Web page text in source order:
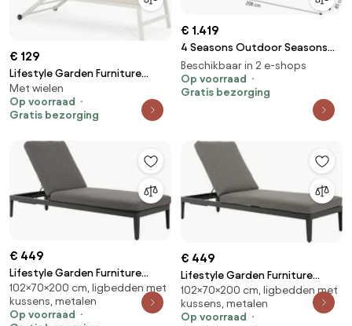
€ 129
Lifestyle Garden Furniture
Lento Ligbed Verstelbaar
Textileen Wit
Met wielen
Op voorraad
Gratis bezorging
€ 1.419
4 Seasons Outdoor Seasons
Madeira Sunbed With Cushion
And Head Support Latte Textiel
Taupe
Beschikbaar in 2 e-shops
Op voorraad
Gratis bezorging
€ 449
Lifestyle Garden Furniture
Mateo Ligbed Met Kussen
Antraciet/carbon Aluminium
Grijs
102×70×200 cm, ligbedden met
kussens, metalen
Op voorraad
€ 449
Lifestyle Garden Furniture
Mateo Ligbed Met Kussen
Antraciet/dark Grey Aluminium
Grijs
102×70×200 cm, ligbedden met
kussens, metalen
Op voorraad